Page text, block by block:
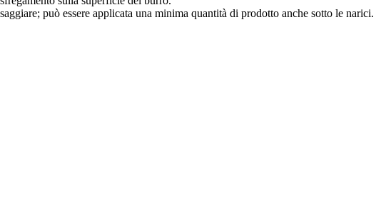
può essere applicata una minima quantità di prodotto anche sotto le narici.